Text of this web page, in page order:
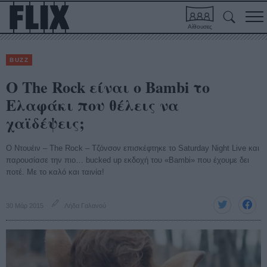
Αίθουσες
BUZZ
Ο The Rock είναι ο Bambi το
Ελαφάκι που θέλεις να
χαϊδέψεις;
Ο Ντουέιν – The Rock – Τζόνσον επισκέφτηκε το Saturday Night Live και
παρουσίασε την πιο… bucked up εκδοχή του «Bambi» που έχουμε δει
ποτέ. Με το καλό και ταινία!
30 Μάρ 2015 Λήδα Γαλανού